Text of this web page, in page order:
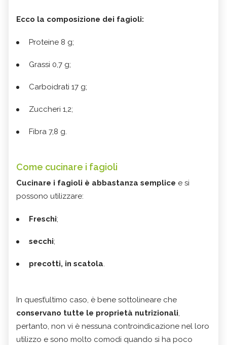
Ecco la composizione dei fagioli:
Proteine 8 g;
Grassi 0,7 g;
Carboidrati 17 g;
Zuccheri 1,2;
Fibra 7,8 g.
Come cucinare i fagioli
Cucinare i fagioli è abbastanza semplice e si
possono utilizzare:
Freschi;
secchi;
precotti, in scatola.
In quest’ultimo caso, è bene sottolineare che
conservano tutte le proprietà nutrizionali,
pertanto, non vi è nessuna controindicazione nel loro
utilizzo e sono molto comodi quando si ha poco